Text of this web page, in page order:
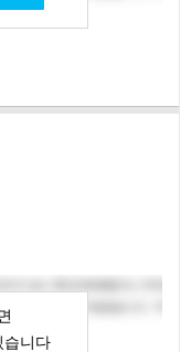
습니다